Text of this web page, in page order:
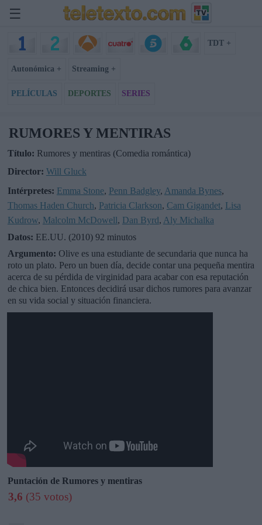
☰
TDT +
Autonómica + Streaming +
PELÍCULAS DEPORTES SERIES
RUMORES Y MENTIRAS
Título: Rumores y mentiras (Comedia romántica)
Director: Will Gluck
Intérpretes: Emma Stone, Penn Badgley, Amanda Bynes,
Thomas Haden Church, Patricia Clarkson, Cam Gigandet, Lisa
Kudrow, Malcolm McDowell, Dan Byrd, Aly Michalka
Datos: EE.UU. (2010) 92 minutos
Argumento: Olive es una estudiante de secundaria que nunca ha
roto un plato. Pero un buen día, decide contar una pequeña mentira
acerca de su pérdida de virginidad para acabar con esa reputación
de chica bien. Entonces decidirá usar dichos rumores para avanzar
en su vida social y situación financiera.
Puntación de Rumores y mentiras
3,6 (35 votos)